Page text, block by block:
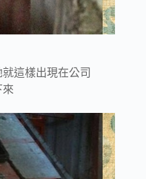
這樣出現在公司
來